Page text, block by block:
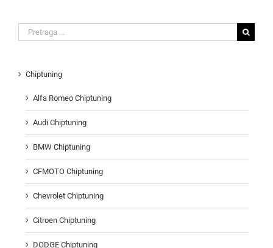
Search
for:
Chiptuning
Alfa Romeo Chiptuning
Audi Chiptuning
BMW Chiptuning
CFMOTO Chiptuning
Chevrolet Chiptuning
Citroen Chiptuning
DODGE Chiptuning